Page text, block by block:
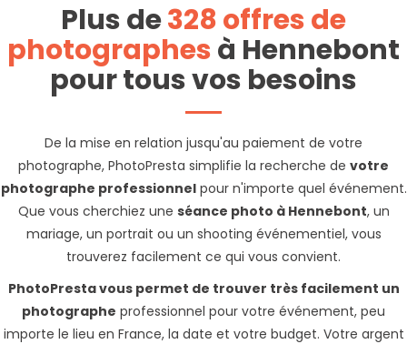
Plus de328 offres de
photographesà Hennebont
pour tous vos besoins
De la mise en relation jusqu'au paiement de votre
photographe, PhotoPresta simplifie la recherche de votre
photographe professionnelpour n'importe quel événement.
Que vous cherchiez une séance photo à Hennebont, un
mariage, un portrait ou un shooting événementiel, vous
trouverez facilement ce qui vous convient.
PhotoPresta vous permet de trouver très facilement un
photographe professionnel pour votre événement, peu
importe le lieu en France, la date et votre budget. Votre argent